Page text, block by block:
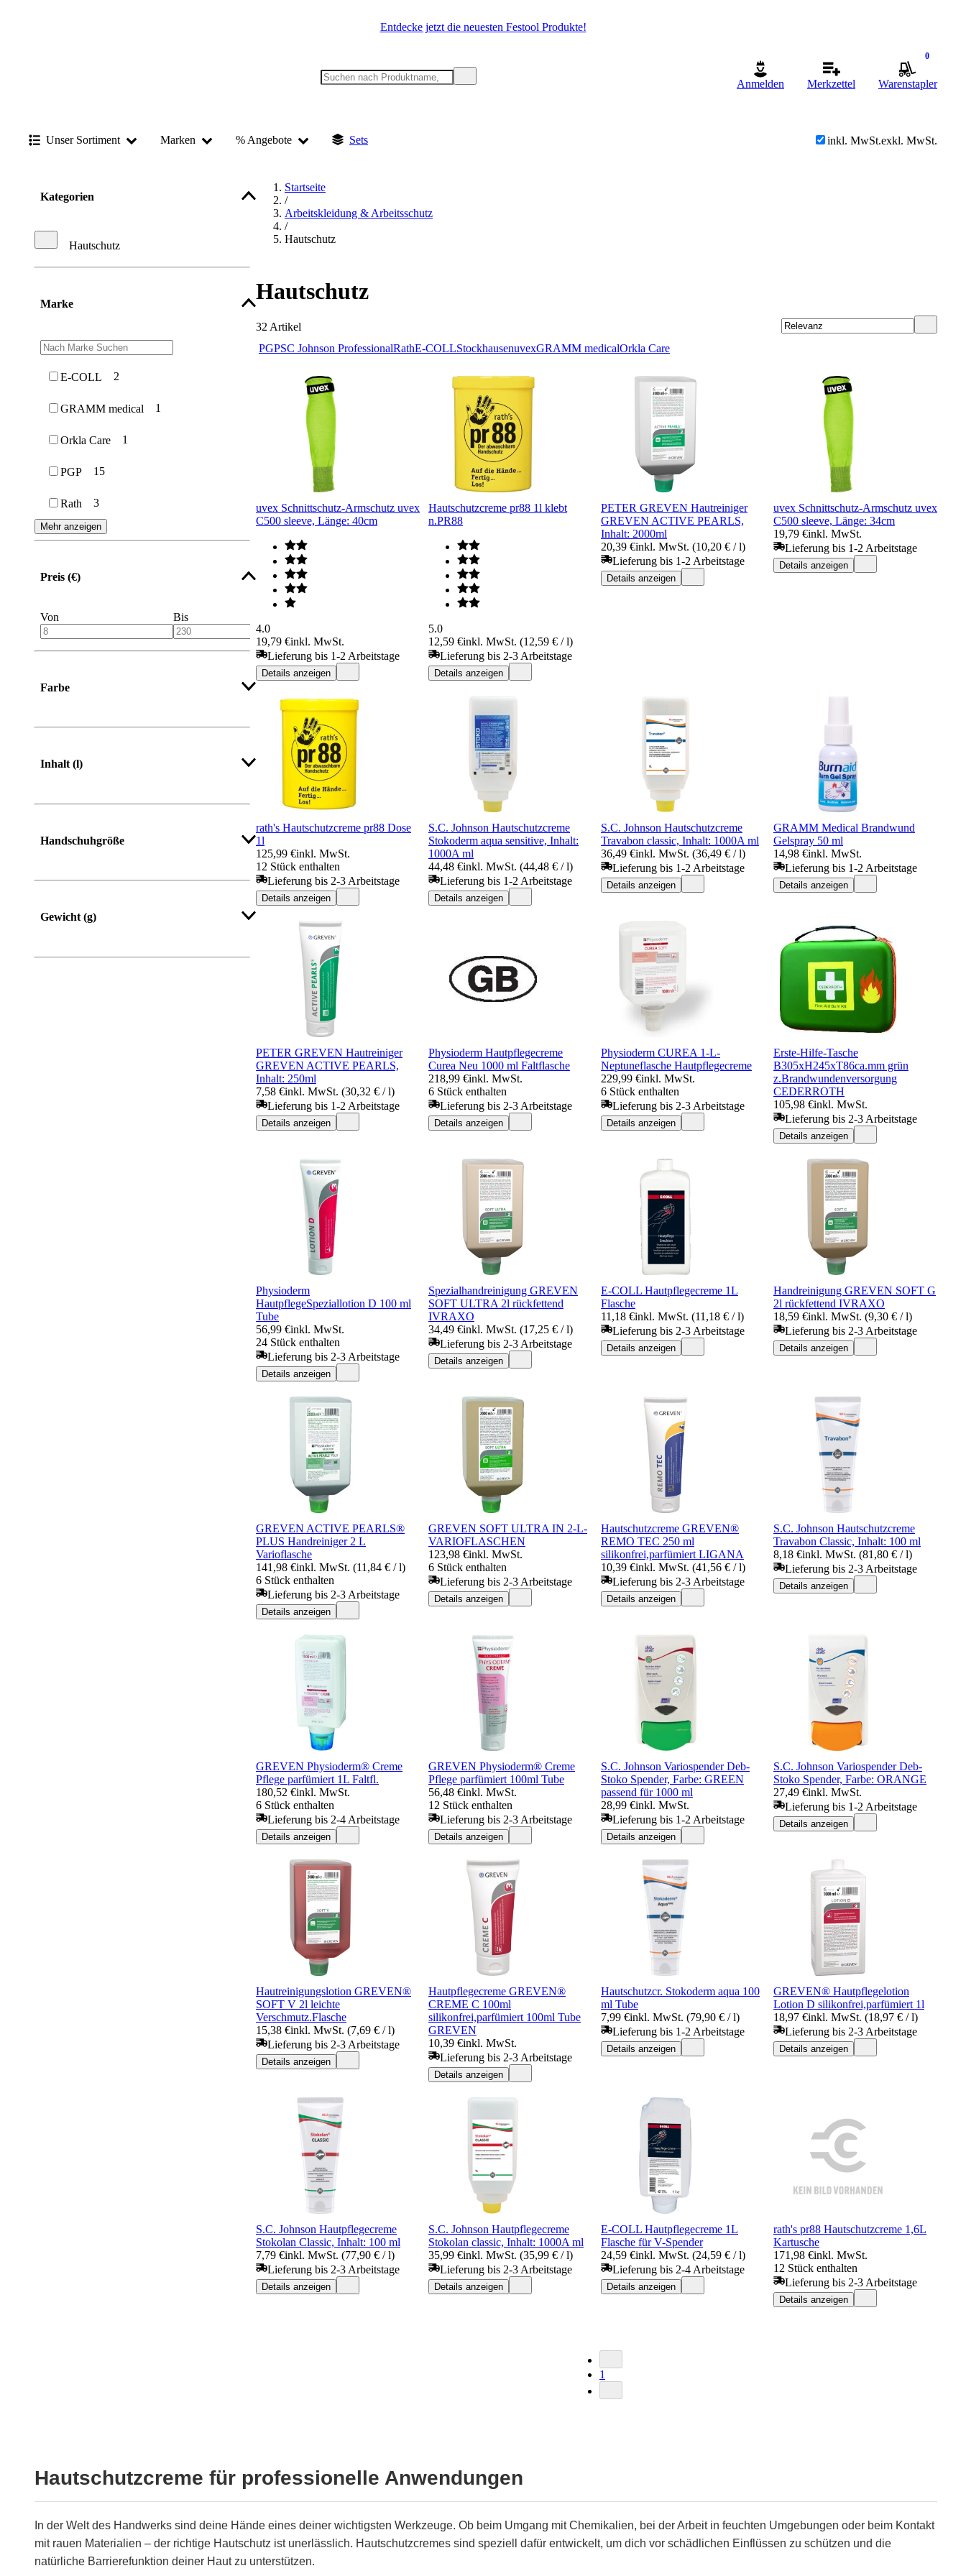
Entdecke jetzt die neuesten Festool Produkte!
Anmelden Merkzettel
0
Warenstapler
Unser Sortiment Marken % Angebote Sets inkl. MwSt.exkl. MwSt.
Kategorien
Hautschutz
Marke
E-COLL 2
GRAMM medical 1
Orkla Care 1
PGP 15
Rath 3
Mehr anzeigen
Preis (€)
Von Bis
Farbe
Inhalt (l)
Handschuhgröße
Gewicht (g)
Startseite
/
Arbeitskleidung & Arbeitsschutz
/
Hautschutz
Hautschutz
32 Artikel
PGPSC Johnson ProfessionalRathE-COLLStockhausenuvexGRAMM medicalOrkla Care
uvex Schnittschutz-Armschutz uvex
C500 sleeve, Länge: 40cm
4.0
19,79 €inkl. MwSt.
Lieferung bis 1-2 Arbeitstage
Details anzeigen
Hautschutzcreme pr88 1l klebt
n.PR88
5.0
12,59 €inkl. MwSt. (12,59 € / l)
Lieferung bis 2-3 Arbeitstage
Details anzeigen
PETER GREVEN Hautreiniger
GREVEN ACTIVE PEARLS,
Inhalt: 2000ml
20,39 €inkl. MwSt. (10,20 € / l)
Lieferung bis 1-2 Arbeitstage
Details anzeigen
uvex Schnittschutz-Armschutz uvex
C500 sleeve, Länge: 34cm
19,79 €inkl. MwSt.
Lieferung bis 1-2 Arbeitstage
Details anzeigen
rath's Hautschutzcreme pr88 Dose
1l
125,99 €inkl. MwSt.
12 Stück enthalten
Lieferung bis 2-3 Arbeitstage
Details anzeigen
S.C. Johnson Hautschutzcreme
Stokoderm aqua sensitive, Inhalt:
1000A ml
44,48 €inkl. MwSt. (44,48 € / l)
Lieferung bis 1-2 Arbeitstage
Details anzeigen
S.C. Johnson Hautschutzcreme
Travabon classic, Inhalt: 1000A ml
36,49 €inkl. MwSt. (36,49 € / l)
Lieferung bis 1-2 Arbeitstage
Details anzeigen
GRAMM Medical Brandwund
Gelspray 50 ml
14,98 €inkl. MwSt.
Lieferung bis 1-2 Arbeitstage
Details anzeigen
PETER GREVEN Hautreiniger
GREVEN ACTIVE PEARLS,
Inhalt: 250ml
7,58 €inkl. MwSt. (30,32 € / l)
Lieferung bis 1-2 Arbeitstage
Details anzeigen
Physioderm Hautpflegecreme
Curea Neu 1000 ml Faltflasche
218,99 €inkl. MwSt.
6 Stück enthalten
Lieferung bis 2-3 Arbeitstage
Details anzeigen
Physioderm CUREA 1-L-
Neptuneflasche Hautpflegecreme
229,99 €inkl. MwSt.
6 Stück enthalten
Lieferung bis 2-3 Arbeitstage
Details anzeigen
Erste-Hilfe-Tasche
B305xH245xT86ca.mm grün
z.Brandwundenversorgung
CEDERROTH
105,98 €inkl. MwSt.
Lieferung bis 2-3 Arbeitstage
Details anzeigen
Physioderm
HautpflegeSpeziallotion D 100 ml
Tube
56,99 €inkl. MwSt.
24 Stück enthalten
Lieferung bis 2-3 Arbeitstage
Details anzeigen
Spezialhandreinigung GREVEN
SOFT ULTRA 2l rückfettend
IVRAXO
34,49 €inkl. MwSt. (17,25 € / l)
Lieferung bis 2-3 Arbeitstage
Details anzeigen
E-COLL Hautpflegecreme 1L
Flasche
11,18 €inkl. MwSt. (11,18 € / l)
Lieferung bis 2-3 Arbeitstage
Details anzeigen
Handreinigung GREVEN SOFT G
2l rückfettend IVRAXO
18,59 €inkl. MwSt. (9,30 € / l)
Lieferung bis 2-3 Arbeitstage
Details anzeigen
GREVEN ACTIVE PEARLS®
PLUS Handreiniger 2 L
Varioflasche
141,98 €inkl. MwSt. (11,84 € / l)
6 Stück enthalten
Lieferung bis 2-3 Arbeitstage
Details anzeigen
GREVEN SOFT ULTRA IN 2-L-
VARIOFLASCHEN
123,98 €inkl. MwSt.
6 Stück enthalten
Lieferung bis 2-3 Arbeitstage
Details anzeigen
Hautschutzcreme GREVEN®
REMO TEC 250 ml
silikonfrei,parfümiert LIGANA
10,39 €inkl. MwSt. (41,56 € / l)
Lieferung bis 2-3 Arbeitstage
Details anzeigen
S.C. Johnson Hautschutzcreme
Travabon Classic, Inhalt: 100 ml
8,18 €inkl. MwSt. (81,80 € / l)
Lieferung bis 2-3 Arbeitstage
Details anzeigen
GREVEN Physioderm® Creme
Pflege parfümiert 1L Faltfl.
180,52 €inkl. MwSt.
6 Stück enthalten
Lieferung bis 2-4 Arbeitstage
Details anzeigen
GREVEN Physioderm® Creme
Pflege parfümiert 100ml Tube
56,48 €inkl. MwSt.
12 Stück enthalten
Lieferung bis 2-3 Arbeitstage
Details anzeigen
S.C. Johnson Variospender Deb-
Stoko Spender, Farbe: GREEN
passend für 1000 ml
28,99 €inkl. MwSt.
Lieferung bis 1-2 Arbeitstage
Details anzeigen
S.C. Johnson Variospender Deb-
Stoko Spender, Farbe: ORANGE
27,49 €inkl. MwSt.
Lieferung bis 1-2 Arbeitstage
Details anzeigen
Hautreinigungslotion GREVEN®
SOFT V 2l leichte
Verschmutz.Flasche
15,38 €inkl. MwSt. (7,69 € / l)
Lieferung bis 2-3 Arbeitstage
Details anzeigen
Hautpflegecreme GREVEN®
CREME C 100ml
silikonfrei,parfümiert 100ml Tube
GREVEN
10,39 €inkl. MwSt.
Lieferung bis 2-3 Arbeitstage
Details anzeigen
Hautschutzcr. Stokoderm aqua 100
ml Tube
7,99 €inkl. MwSt. (79,90 € / l)
Lieferung bis 1-2 Arbeitstage
Details anzeigen
GREVEN® Hautpflegelotion
Lotion D silikonfrei,parfümiert 1l
18,97 €inkl. MwSt. (18,97 € / l)
Lieferung bis 2-3 Arbeitstage
Details anzeigen
S.C. Johnson Hautpflegecreme
Stokolan Classic, Inhalt: 100 ml
7,79 €inkl. MwSt. (77,90 € / l)
Lieferung bis 2-3 Arbeitstage
Details anzeigen
S.C. Johnson Hautpflegecreme
Stokolan classic, Inhalt: 1000A ml
35,99 €inkl. MwSt. (35,99 € / l)
Lieferung bis 2-3 Arbeitstage
Details anzeigen
E-COLL Hautpflegecreme 1L
Flasche für V-Spender
24,59 €inkl. MwSt. (24,59 € / l)
Lieferung bis 2-4 Arbeitstage
Details anzeigen
rath's pr88 Hautschutzcreme 1,6L
Kartusche
171,98 €inkl. MwSt.
12 Stück enthalten
Lieferung bis 2-3 Arbeitstage
Details anzeigen
1
Hautschutzcreme für professionelle Anwendungen
In der Welt des Handwerks sind deine Hände eines deiner wichtigsten Werkzeuge. Ob beim Umgang mit Chemikalien, bei der Arbeit in feuchten Umgebungen oder beim Kontakt
mit rauen Materialien – der richtige Hautschutz ist unerlässlich. Hautschutzcremes sind speziell dafür entwickelt, um dich vor schädlichen Einflüssen zu schützen und die
natürliche Barrierefunktion deiner Haut zu unterstützen.